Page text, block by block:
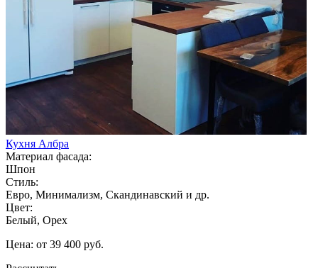
Кухня Албра
Материал фасада:
Шпон
Стиль:
Евро, Минимализм, Скандинавский и др.
Цвет:
Белый, Орех
Цена: от 39 400 руб.